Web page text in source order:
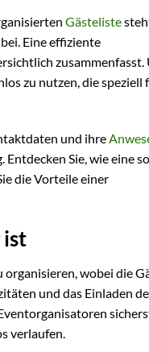
Gästeliste
Eine effiziente
zusammenfasst.
zu nutzen, die speziell
und ihre
Sie, wie eine
die Vorteile einer
ist
wobei die
und das Einladen
verlaufen.